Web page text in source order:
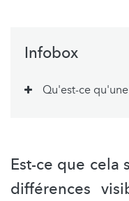
Infobox
Qu'est-ce
Est-ce que
différences